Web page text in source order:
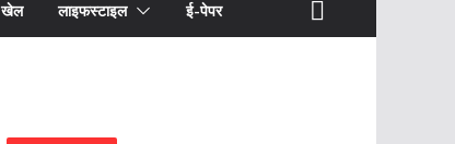
खेल लाइफस्टाइल ई-पेपर